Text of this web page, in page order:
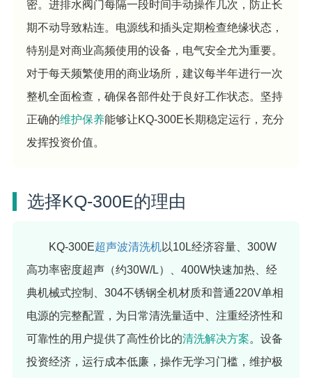
密。进排水阀门每隔一段时间手动操作几次，防止长
期不动导致粘连。电源线和插头定期检查绝缘状态，
特别是对商业高频使用的设备，电气安全尤为重要。
对于每天频繁使用的商业场所，建议每半年进行一次
整机全面检查，确保各部件处于良好工作状态。坚持
正确的维护保养能够让KQ-300E长期稳定运行，充分
发挥投资价值。
选择KQ-300E的理由
KQ-300E超声波清洗机以10L经济容量、300W
高功率密度超声（约30W/L）、400W快速加热、经
典机械式控制、304不锈钢全机材质和普通220V单相
电源的完整配置，为日常清洗量适中、注重经济性和
可靠性的用户提供了高性价比的清洗解决方案。设备
投资经济，运行成本低廉，操作无学习门槛，维护极